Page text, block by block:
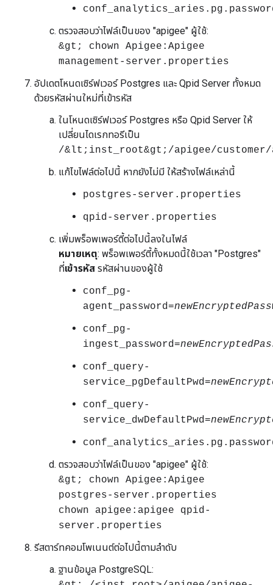
ตรวจสอบว่าไฟล์เป็นของ "apigee" ผู้ใช้:
&gt; chown Apigee:Apigee
management-server.properties
อัปเดตโหนดเซิร์ฟเวอร์ Postgres และ Qpid Server ทั้งหมด
ด้วยรหัสผ่านใหม่ที่เข้ารหัส
ในโหนดเซิร์ฟเวอร์ Postgres หรือ Qpid Server ให้
เปลี่ยนไดเรกทอรีเป็น
/&lt;inst_root&gt;/apigee/
แก้ไขไฟล์ต่อไปนี้ หากยังไม่มี ให้สร้างไฟล์เหล่านี้
postgres-server.properties
qpid-server.properties
เพิ่มพร็อพเพอร์ตี้ต่อไปนี้ลงในไฟล์
หมายเหตุ: พร็อพเพอร์ตี้ทั้งหมดนี้ใช้เวลา "Postgres"
ที่เข้ารหัส รหัสผ่านของผู้ใช้
conf_pg-
agent_password=
conf_pg-
ingest_password=
conf_query-
service_pgDefaultPwd=
conf_query-
service_dwDefaultPwd=
ตรวจสอบว่าไฟล์เป็นของ "apigee" ผู้ใช้:
&gt; chown Apigee:Apigee
postgres-server.properties
chown apigee:apigee qpid-
server.properties
รีสตาร์ทคอมโพเนนต์ต่อไปนี้ตามลำดับ
ฐานข้อมูล PostgreSQL: